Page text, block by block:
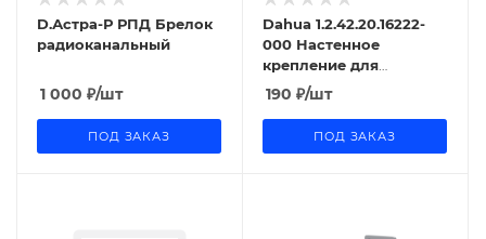
D.Астра-Р РПД Брелок
радиоканальный
1 000 ₽/шт
ПОД ЗАКАЗ
Dahua 1.2.42.20.16222-
000 Настенное
крепление для
тревожной кнопки
1.2.42.20.16222-000
190 ₽/шт
ПОД ЗАКАЗ